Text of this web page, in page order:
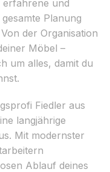
erfahrene und
Planung
der Organisation
Möbel –
um alles, damit du
Fiedler aus
langjährige
Mit modernster
Ablauf deines